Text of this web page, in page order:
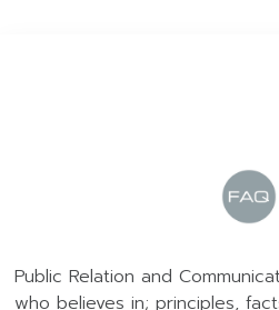
Public Relation and
who believes in; principles,